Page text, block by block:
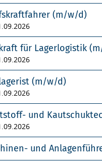
(m/w/d)
für Lagerlogistik
(m/w/d)
und
und